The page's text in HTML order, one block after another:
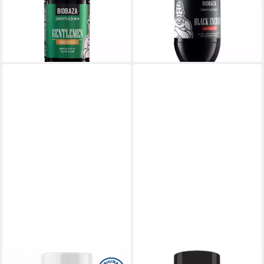
echte Gentelem
(20,81 €/ 100 ml)
lieferbar - in 2-3 Werktagen bei dir
(17,98 €/ 100 ml)
lieferbar - in 2-3 Werktagen bei dir